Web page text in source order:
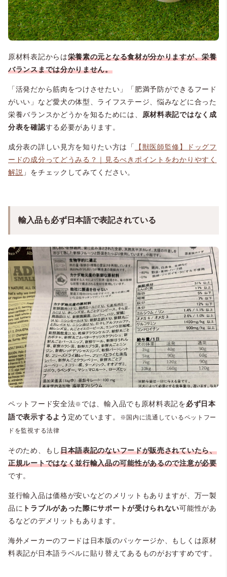
原材料表記からは栄養素の元となる食材が分かりますが、栄養
バランスまでは分かりません。
「活発だから筋肉をつけさせたい」「肥満予防ができるフード
がいい」など愛犬の体型、ライフステージ、悩みなどに合った
栄養バランスかどうかを知るためには、 原材料表記ではなく成
分表を確認する必要があります。
成分表の詳しい見方を知りたい方は「
【獣医師監修】ドッグフ
ードの成分ってどうみる？｜見るべきポイントをわかりやすく
解説 」をチェックしてみてください。
輸入品も必ず日本語で表記されている
ペットフード安全法※ では、輸入品でも原材料表記を必ず日本
語で表示するよう 定めています。
※国内に流通しているペットフー
ドを監視する法律
そのため、もし日本語表記のないフードが販売されていたら、
正規ルートではなく並行輸入品の可能性があるので注意が必要
です。
並行輸入品は価格が安いなどのメリットもありますが、万一製
品に トラブルがあった際にサポートが受けられない可能性があ
るなどのデメリットもあります。
海外メーカーのフードは日本版のパッケージか、もしくは原材
料表記が日本語ラベルに貼り替えてあるものがおすすめです。